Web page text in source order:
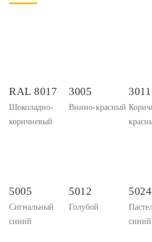
RAL 8017
Шоколадно-
коричневый
3005
Винно-красный
3011
5005
Сигнальный
синий
5012
Голубой
5024
синий